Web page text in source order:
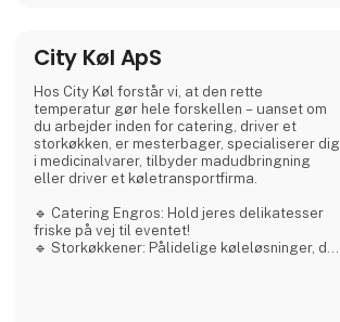
på toppen. Der er en
City Køl ApS
Hos City Køl forstår vi, at den rette
temperatur gør hele forskellen – uanset om
du arbejder inden for catering, driver et
storkøkken, er mesterbager, specialiserer dig
i medicinalvarer, tilbyder madudbringning
eller driver et køletransportfirma.
🔹 Catering Engros: Hold jeres delikatesser
friske på vej til eventet!
🔹 Storkøkkener: Pålidelige køleløsninger, der